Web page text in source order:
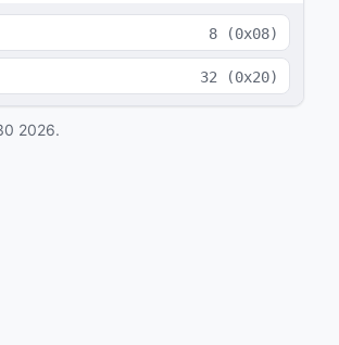
8 (0x08)
32 (0x20)
2026.